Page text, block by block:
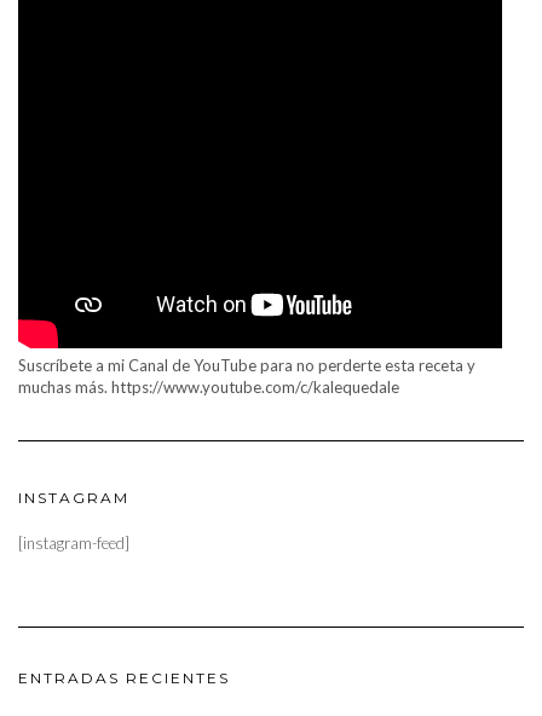
Suscríbete a mi Canal de YouTube para no perderte esta receta y
muchas más. https://www.youtube.com/c/kalequedale
INSTAGRAM
[instagram-feed]
ENTRADAS RECIENTES